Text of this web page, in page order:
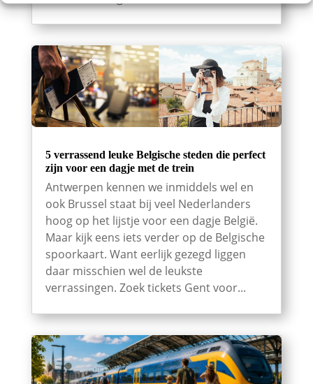
5 verrassend leuke Belgische steden die perfect
zijn voor een dagje met de trein
Antwerpen kennen we inmiddels wel en
ook Brussel staat bij veel Nederlanders
hoog op het lijstje voor een dagje België.
Maar kijk eens iets verder op de Belgische
spoorkaart. Want eerlijk gezegd liggen
daar misschien wel de leukste
verrassingen. Zoek tickets Gent voor...